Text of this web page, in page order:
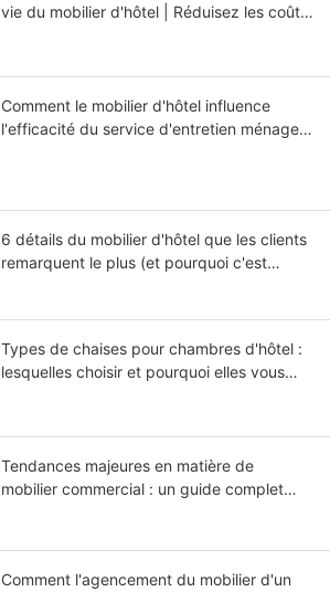
vie du mobilier d'hôtel | Réduisez les coûts
Comment le mobilier d'hôtel influence
l'efficacité du service d'entretien ménager
6 détails du mobilier d'hôtel que les clients
remarquent le plus (et pourquoi c'est
Types de chaises pour chambres d'hôtel :
lesquelles choisir et pourquoi elles vous
Tendances majeures en matière de
mobilier commercial : un guide complet
Comment l'agencement du mobilier d'un